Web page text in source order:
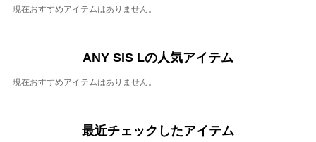
現在おすすめアイテムはありません。
ANY SIS Lの人気アイテム
現在おすすめアイテムはありません。
最近チェックしたアイテム